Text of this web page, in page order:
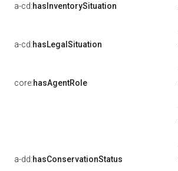
a-cd:hasInventorySituation
a-cd:hasLegalSituation
core:hasAgentRole
a-dd:hasConservationStatus